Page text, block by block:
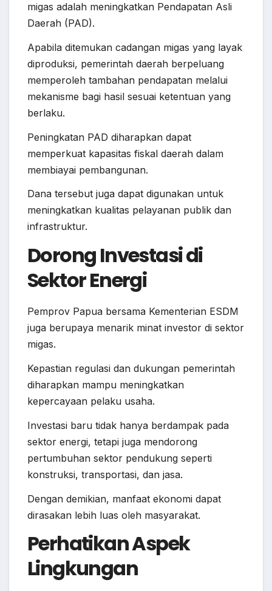
migas adalah meningkatkan Pendapatan Asli
Daerah (PAD).
Apabila ditemukan cadangan migas yang layak
diproduksi, pemerintah daerah berpeluang
memperoleh tambahan pendapatan melalui
mekanisme bagi hasil sesuai ketentuan yang
berlaku.
Peningkatan PAD diharapkan dapat
memperkuat kapasitas fiskal daerah dalam
membiayai pembangunan.
Dana tersebut juga dapat digunakan untuk
meningkatkan kualitas pelayanan publik dan
infrastruktur.
Dorong Investasi di
Sektor Energi
Pemprov Papua bersama Kementerian ESDM
juga berupaya menarik minat investor di sektor
migas.
Kepastian regulasi dan dukungan pemerintah
diharapkan mampu meningkatkan
kepercayaan pelaku usaha.
Investasi baru tidak hanya berdampak pada
sektor energi, tetapi juga mendorong
pertumbuhan sektor pendukung seperti
konstruksi, transportasi, dan jasa.
Dengan demikian, manfaat ekonomi dapat
dirasakan lebih luas oleh masyarakat.
Perhatikan Aspek
Lingkungan